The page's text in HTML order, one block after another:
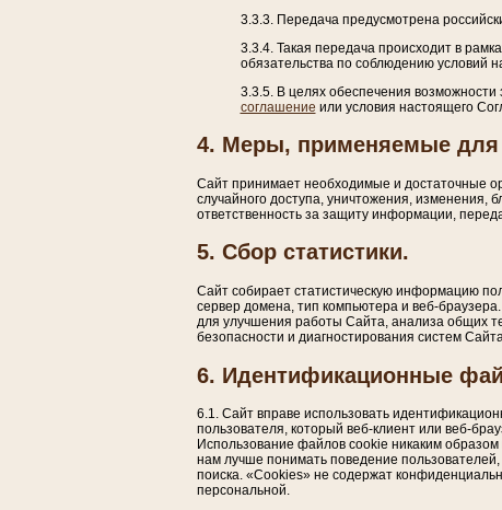
3.3.3. Передача предусмотрена
3.3.4. Такая передача происходит в
обязательства по соблюдению условий
3.3.5. В целях обеспечения
соглашение или условия настоящего
4. Меры, применяемые для
Сайт принимает необходимые и достаточные
случайного доступа, уничтожения, изменения,
ответственность за защиту информации,
5. Сбор статистики.
Сайт собирает статистическую информацию
сервер домена, тип компьютера и веб-
для улучшения работы Сайта, анализа общих
безопасности и диагностирования систем
6. Идентификационные
6.1. Сайт вправе использовать
пользователя, который веб-клиент или веб-
Использование файлов cookie никаким
нам лучше понимать поведение
поиска. «Cookies» не содержат
персональной.